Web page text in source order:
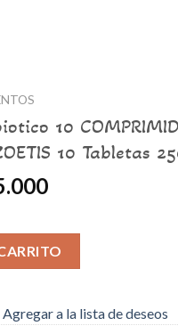
10
10 Tabletas
El
actual
es:
$15.000.
Agregar a la lista de deseos